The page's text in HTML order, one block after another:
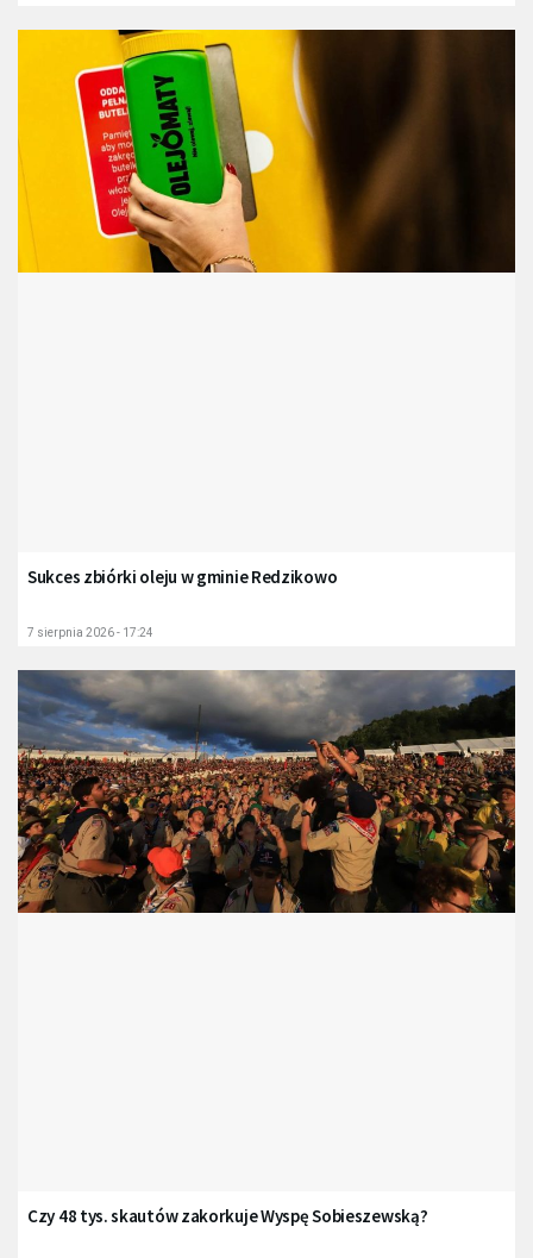
Sukces zbiórki oleju w gminie Redzikowo
7 sierpnia 2026 - 17:24
Czy 48 tys. skautów zakorkuje Wyspę Sobieszewską?